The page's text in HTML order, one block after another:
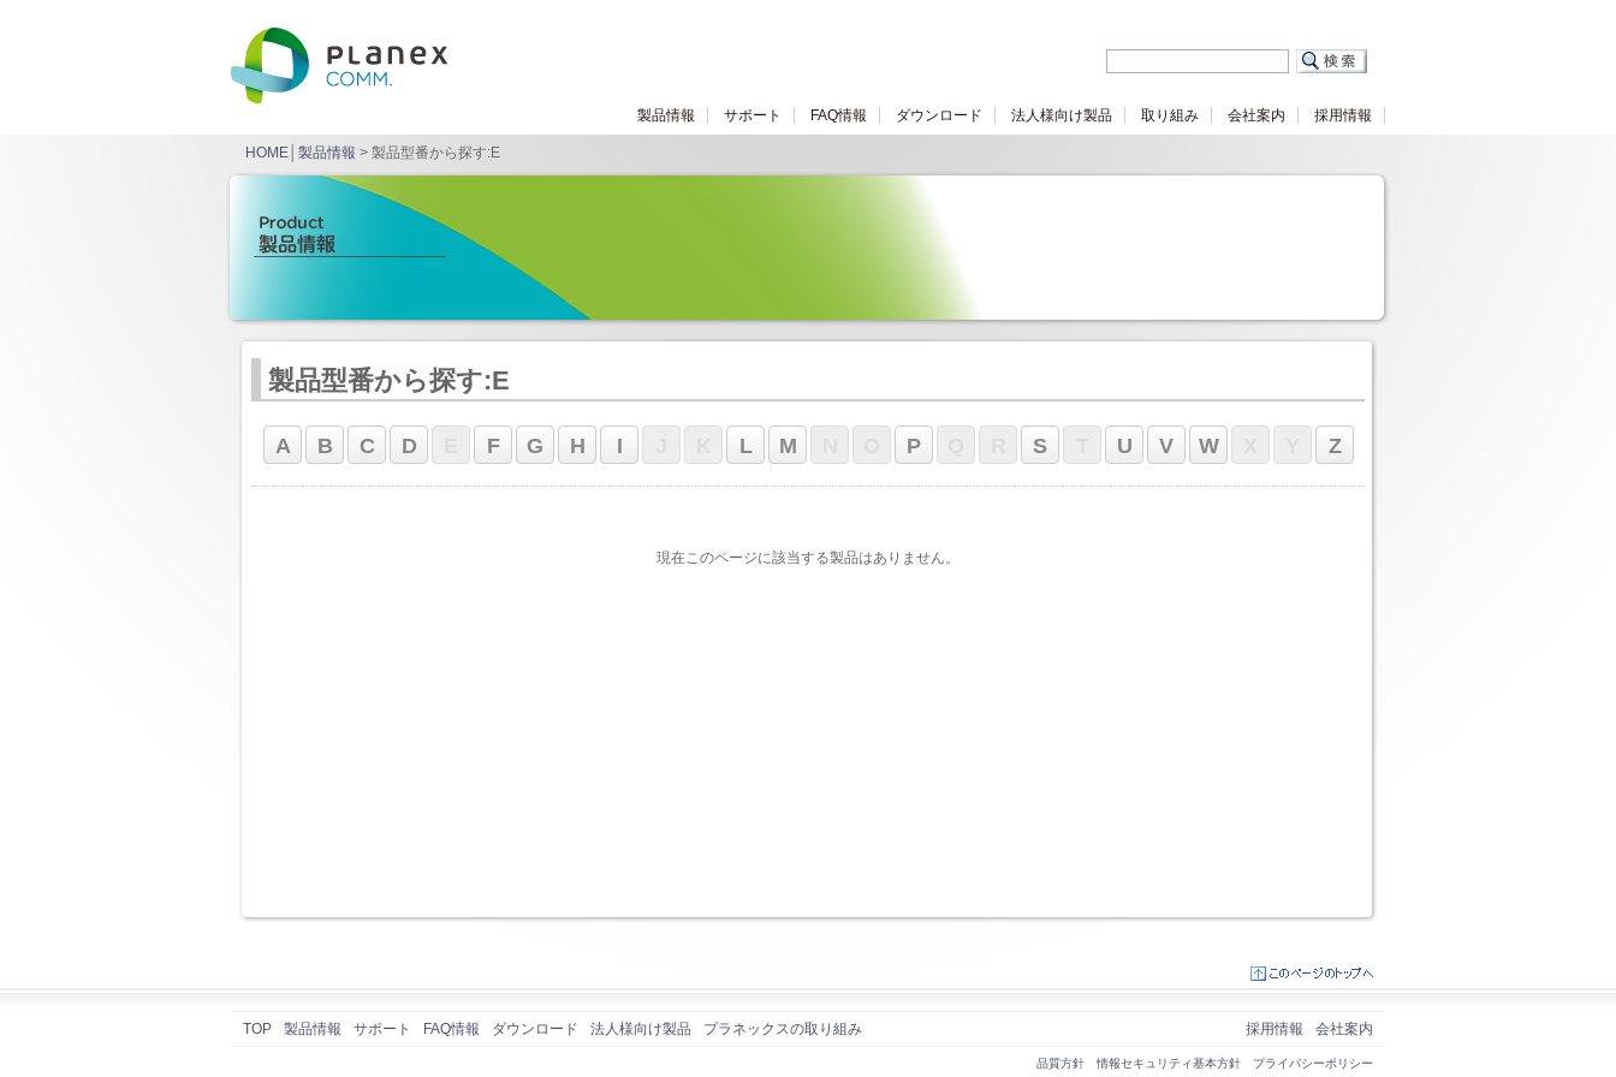
製品情報 サポート FAQ情報 ダウンロード 法人様向け製品 取り組み 会社案内 採用情報
HOME 製品情報 > 製品型番から探す:E
製品型番から探す:E
A B C D F G H I L M P S U V W Z
現在このページに該当する製品はありません。
TOP 製品情報 サポート FAQ情報 ダウンロード 法人様向け製品 プラネックスの取り組み 会社案内
採用情報
プライバシーポリシー
情報セキュリティ基本方針
品質方針